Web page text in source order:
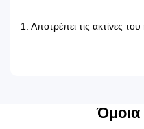
1. Αποτρέπει τις ακτίνες
2. Δεν χρειάζονται
χρόνο αλλά και στον ήλιο.
4. Μπορούν να
Όμοια